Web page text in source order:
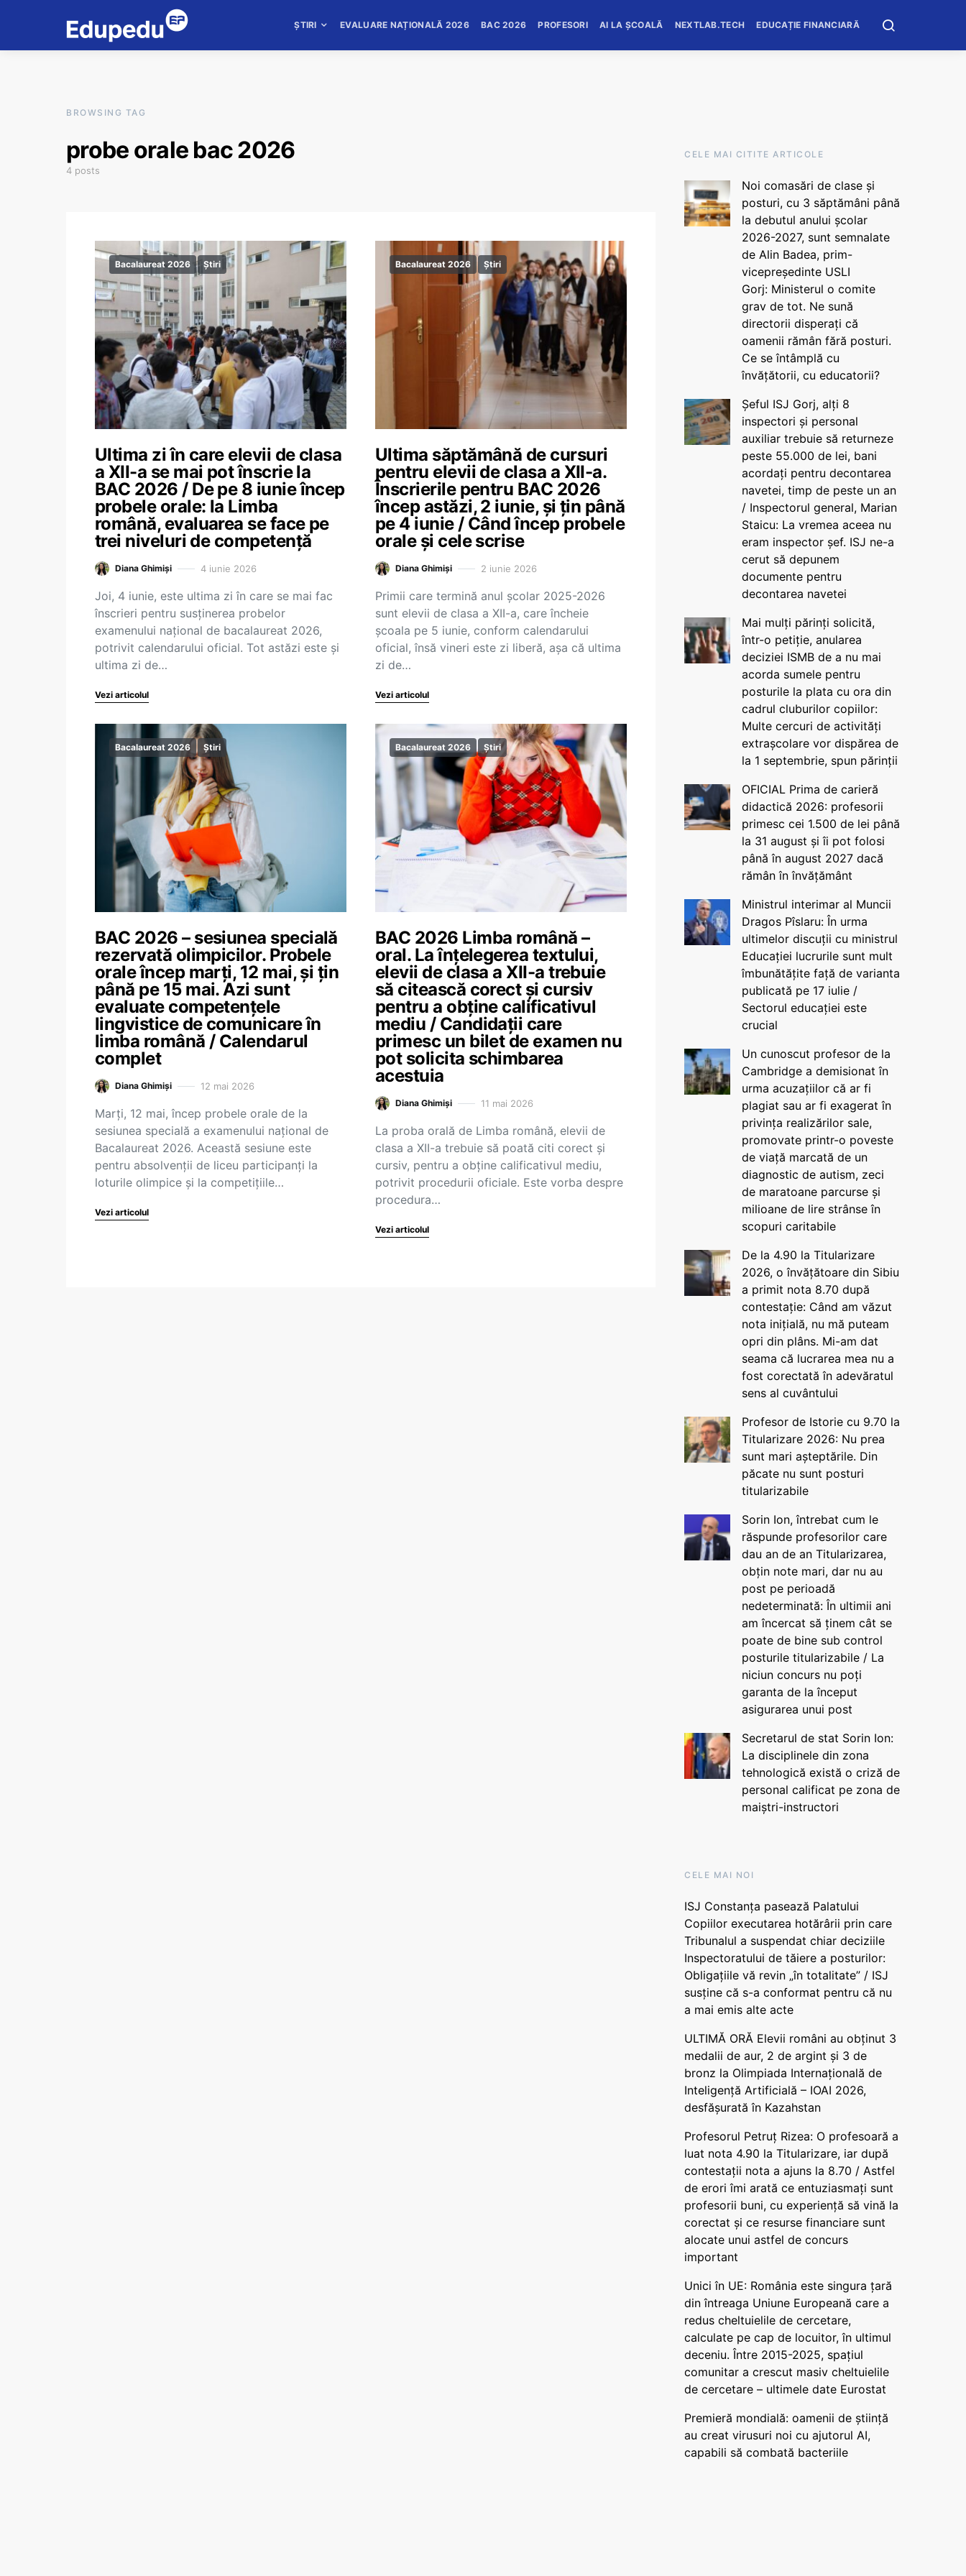
ȘTIRI EVALUARE NAȚIONALĂ 2026 BAC 2026 PROFESORI AI LA ȘCOALĂ NEXTLAB.TECH EDUCAȚIE FINANCIARĂ
BROWSING TAG
probe orale bac 2026
4 posts
Bacalaureat 2026 Știri
Ultima zi în care elevii de clasa
a XII-a se mai pot înscrie la
BAC 2026 / De pe 8 iunie încep
probele orale: la Limba
română, evaluarea se face pe
trei niveluri de competență
Diana Ghimiși 4 iunie 2026
Joi, 4 iunie, este ultima zi în care se mai fac
înscrieri pentru susținerea probelor
examenului național de bacalaureat 2026,
potrivit calendarului oficial. Tot astăzi este și
ultima zi de…
Vezi articolul
Bacalaureat 2026 Știri
Ultima săptămână de cursuri
pentru elevii de clasa a XII-a.
Înscrierile pentru BAC 2026
încep astăzi, 2 iunie, și țin până
pe 4 iunie / Când încep probele
orale și cele scrise
Diana Ghimiși 2 iunie 2026
Primii care termină anul școlar 2025-2026
sunt elevii de clasa a XII-a, care încheie
școala pe 5 iunie, conform calendarului
oficial, însă vineri este zi liberă, așa că ultima
zi de…
Vezi articolul
Bacalaureat 2026 Știri
BAC 2026 – sesiunea specială
rezervată olimpicilor. Probele
orale încep marți, 12 mai, și țin
până pe 15 mai. Azi sunt
evaluate competențele
lingvistice de comunicare în
limba română / Calendarul
complet
Diana Ghimiși 12 mai 2026
Marți, 12 mai, încep probele orale de la
sesiunea specială a examenului național de
Bacalaureat 2026. Această sesiune este
pentru absolvenții de liceu participanți la
loturile olimpice și la competițiile…
Vezi articolul
Bacalaureat 2026 Știri
BAC 2026 Limba română –
oral. La înțelegerea textului,
elevii de clasa a XII-a trebuie
să citească corect și cursiv
pentru a obține calificativul
mediu / Candidații care
primesc un bilet de examen nu
pot solicita schimbarea
acestuia
Diana Ghimiși 11 mai 2026
La proba orală de Limba română, elevii de
clasa a XII-a trebuie să poată citi corect și
cursiv, pentru a obține calificativul mediu,
potrivit procedurii oficiale. Este vorba despre
procedura…
Vezi articolul
CELE MAI CITITE ARTICOLE
Noi comasări de clase și
posturi, cu 3 săptămâni până
la debutul anului școlar
2026-2027, sunt semnalate
de Alin Badea, prim-
vicepreședinte USLI
Gorj: Ministerul o comite
grav de tot. Ne sună
directorii disperați că
oamenii rămân fără posturi.
Ce se întâmplă cu
învățătorii, cu educatorii?
Șeful ISJ Gorj, alți 8
inspectori și personal
auxiliar trebuie să returneze
peste 55.000 de lei, bani
acordați pentru decontarea
navetei, timp de peste un an
/ Inspectorul general, Marian
Staicu: La vremea aceea nu
eram inspector șef. ISJ ne-a
cerut să depunem
documente pentru
decontarea navetei
Mai mulți părinți solicită,
într-o petiție, anularea
deciziei ISMB de a nu mai
acorda sumele pentru
posturile la plata cu ora din
cadrul cluburilor copiilor:
Multe cercuri de activități
extrașcolare vor dispărea de
la 1 septembrie, spun părinții
OFICIAL Prima de carieră
didactică 2026: profesorii
primesc cei 1.500 de lei până
la 31 august și îi pot folosi
până în august 2027 dacă
rămân în învățământ
Ministrul interimar al Muncii
Dragos Pîslaru: În urma
ultimelor discuții cu ministrul
Educației lucrurile sunt mult
îmbunătățite față de varianta
publicată pe 17 iulie /
Sectorul educației este
crucial
Un cunoscut profesor de la
Cambridge a demisionat în
urma acuzațiilor că ar fi
plagiat sau ar fi exagerat în
privința realizărilor sale,
promovate printr-o poveste
de viață marcată de un
diagnostic de autism, zeci
de maratoane parcurse și
milioane de lire strânse în
scopuri caritabile
De la 4.90 la Titularizare
2026, o învățătoare din Sibiu
a primit nota 8.70 după
contestație: Când am văzut
nota inițială, nu mă puteam
opri din plâns. Mi-am dat
seama că lucrarea mea nu a
fost corectată în adevăratul
sens al cuvântului
Profesor de Istorie cu 9.70 la
Titularizare 2026: Nu prea
sunt mari așteptările. Din
păcate nu sunt posturi
titularizabile
Sorin Ion, întrebat cum le
răspunde profesorilor care
dau an de an Titularizarea,
obțin note mari, dar nu au
post pe perioadă
nedeterminată: În ultimii ani
am încercat să ținem cât se
poate de bine sub control
posturile titularizabile / La
niciun concurs nu poți
garanta de la început
asigurarea unui post
Secretarul de stat Sorin Ion:
La disciplinele din zona
tehnologică există o criză de
personal calificat pe zona de
maiștri-instructori
CELE MAI NOI
ISJ Constanța pasează Palatului
Copiilor executarea hotărârii prin care
Tribunalul a suspendat chiar deciziile
Inspectoratului de tăiere a posturilor:
Obligațiile vă revin „în totalitate” / ISJ
susține că s-a conformat pentru că nu
a mai emis alte acte
ULTIMĂ ORĂ Elevii români au obținut 3
medalii de aur, 2 de argint și 3 de
bronz la Olimpiada Internațională de
Inteligență Artificială – IOAI 2026,
desfășurată în Kazahstan
Profesorul Petruț Rizea: O profesoară a
luat nota 4.90 la Titularizare, iar după
contestații nota a ajuns la 8.70 / Astfel
de erori îmi arată ce entuziasmați sunt
profesorii buni, cu experiență să vină la
corectat și ce resurse financiare sunt
alocate unui astfel de concurs
important
Unici în UE: România este singura țară
din întreaga Uniune Europeană care a
redus cheltuielile de cercetare,
calculate pe cap de locuitor, în ultimul
deceniu. Între 2015-2025, spațiul
comunitar a crescut masiv cheltuielile
de cercetare – ultimele date Eurostat
Premieră mondială: oamenii de știință
au creat virusuri noi cu ajutorul AI,
capabili să combată bacteriile